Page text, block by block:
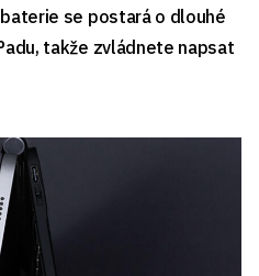
se postará o dlouhé
takže zvládnete napsat